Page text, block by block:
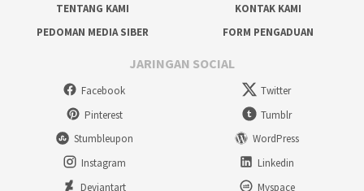
TENTANG KAMI
KONTAK KAMI
PEDOMAN MEDIA SIBER
FORM PENGADUAN
JARINGAN SOCIAL
Facebook
Twitter
Pinterest
Tumblr
Stumbleupon
WordPress
Instagram
Linkedin
Deviantart
Myspace